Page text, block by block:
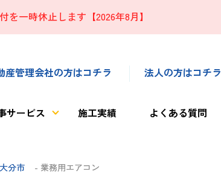
を一時休止します【2026年8月】
産管理会社の方はコチラ 法人の方はコチラ
サービス 施工実績 よくある質問
大分市 - 業務用エアコン